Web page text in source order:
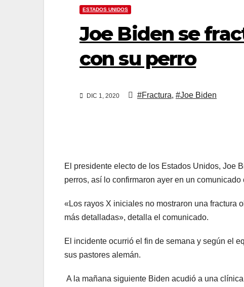
ESTADOS UNIDOS
Joe Biden se
con su perro
DIC 1, 2020 #Fractura, #Joe Biden
El presidente electo de los Estados Unidos, Joe
perros, así lo confirmaron ayer en un comunicado
«Los rayos X iniciales no mostraron una fractura
más detalladas», detalla el comunicado.
El incidente ocurrió el fin de semana y según el
sus pastores alemán.
A la mañana siguiente Biden acudió a una